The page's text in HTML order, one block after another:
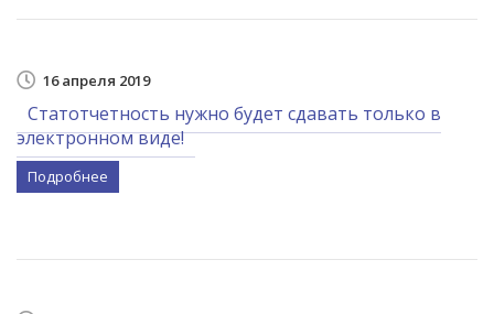
16 апреля 2019
Статотчетность нужно будет сдавать только в
электронном виде!
Подробнее